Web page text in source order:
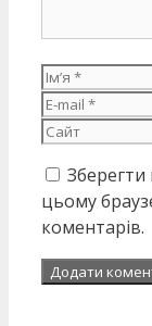
Ім’я
Зберегти
цьому
коментарів.